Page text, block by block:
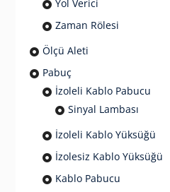
Yol Verici
Zaman Rölesi
Ölçü Aleti
Pabuç
İzoleli Kablo Pabucu
Sinyal Lambası
İzoleli Kablo Yüksüğü
İzolesiz Kablo Yüksüğü
Kablo Pabucu